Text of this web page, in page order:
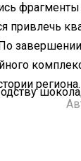
фрагменты
привлечь
региона.